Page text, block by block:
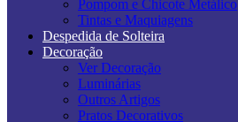
Pompom e Chicote Metálico
Tintas e Maquiagens
Despedida de Solteira
Decoração
Ver Decoração
Luminárias
Outros Artigos
Pratos Decorativos